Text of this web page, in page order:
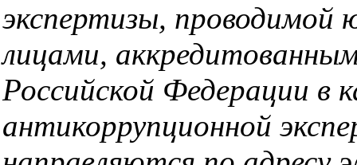
экспертизы, проводимой
лицами,
Российской Федерации в
антикоррупционной